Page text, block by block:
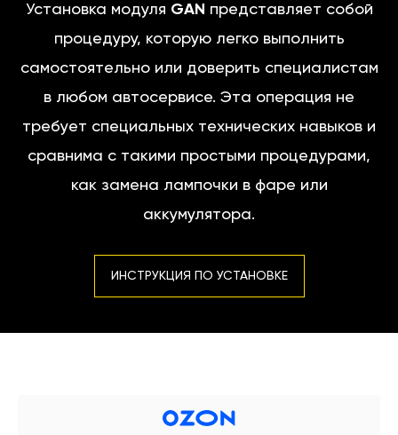
Установка модуля GAN представляет собой
процедуру, которую легко выполнить
самостоятельно или доверить специалистам
в любом автосервисе. Эта операция не
требует специальных технических навыков и
сравнима с такими простыми процедурами,
как замена лампочки в фаре или
аккумулятора.
ИНСТРУКЦИЯ ПО УСТАНОВКЕ